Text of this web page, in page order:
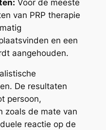
Voor de meeste
van PRP therapie
en een
aangehouden.
De resultaten
persoon,
zoals de mate van
reactie op de